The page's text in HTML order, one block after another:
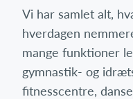
Vi har samlet alt,
hverdagen
mange funktioner
gymnastik- og
fitnesscentre,